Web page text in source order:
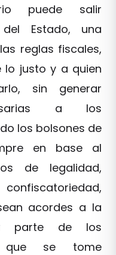
puede salir
Estado, una
reglas fiscales,
lo justo y a quien
sin generar
a los
los bolsones de
en base al
de legalidad,
acordes a la
parte de los
que se tome